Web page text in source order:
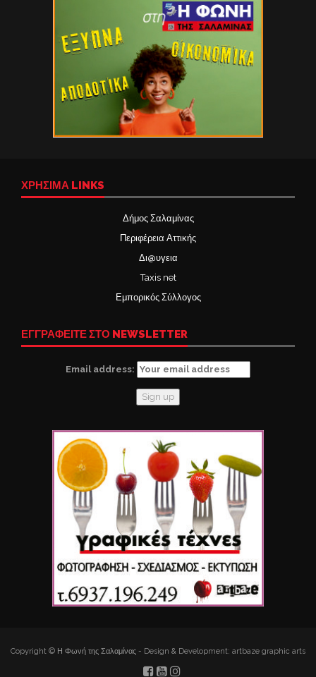
ΧΡΉΣΙΜΑ LINKS
Δήμος Σαλαμίνας
Περιφέρεια Αττικής
Δι@υγεια
Taxis net
Εμπορικός Σύλλογος
ΕΓΓΡΑΦΕΙΤΕ ΣΤΟ NEWSLETTER
Email address:
Copyright © Η Φωνή της Σαλαμίνας - Design & Development: artbaze graphic arts